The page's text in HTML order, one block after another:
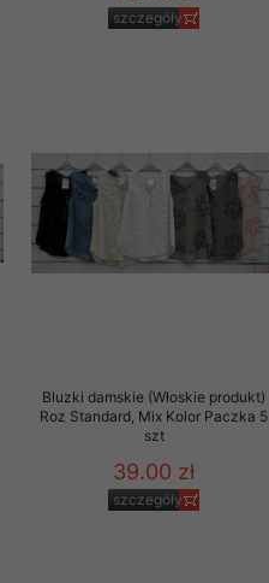
szczegóły
Bluzki damskie (Włoskie produkt)
Roz Standard, Mix Kolor Paczka 5
szt
39.00 zł
szczegóły